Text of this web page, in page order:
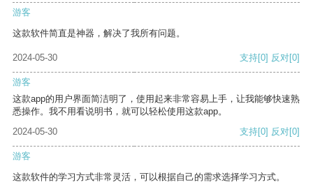
游客
这款软件简直是神器，解决了我所有问题。
2024-05-30 支持[0] 反对[0]
游客
这款app的用户界面简洁明了，使用起来非常容易上手，让我能够快速熟
悉操作。我不用看说明书，就可以轻松使用这款app。
2024-05-30
支持[0] 反对[0]
游客
这款软件的学习方式非常灵活，可以根据自己的需求选择学习方式。